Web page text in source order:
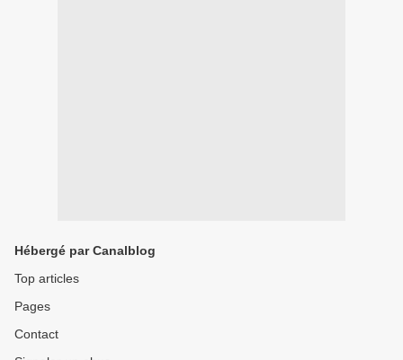
Hébergé par Canalblog
Top articles
Pages
Contact